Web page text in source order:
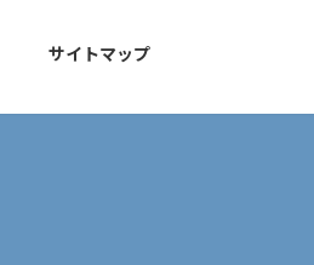
サイトマップ